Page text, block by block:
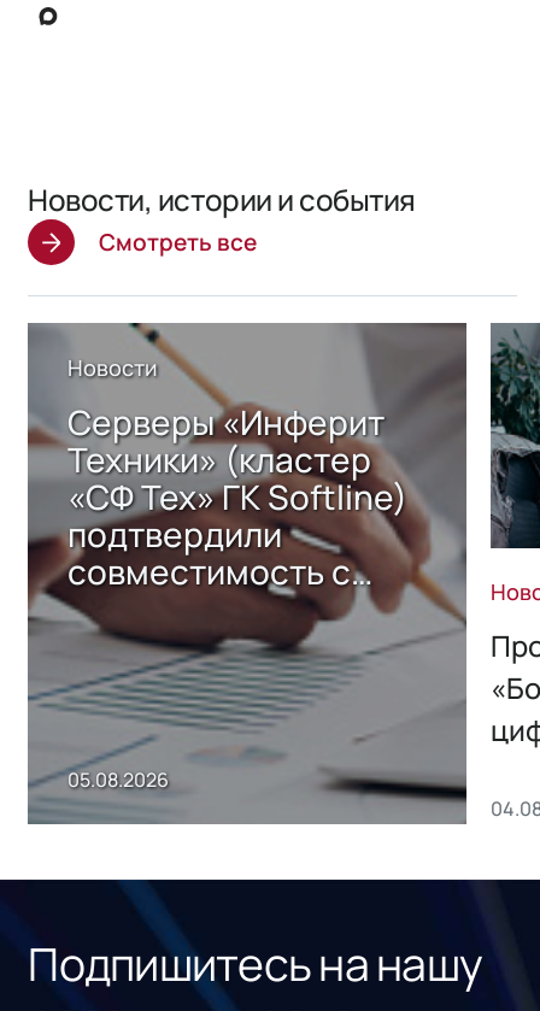
Новости, истории и события
Смотреть все
Новости
Серверы «Инферит
Техники» (кластер
«СФ Тех» ГК Softline)
подтвердили
совместимость с
решением Sharx
Storage 2.x для
хранения данных
05.08.2026
Подпишитесь на нашу